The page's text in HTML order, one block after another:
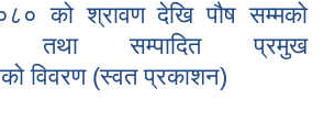
तथा सम्पादित प्रमुख क्रियाकलापहरुको
(स्वत प्रकाशन)
को श्रावण देखि पौष सम्मको
तथा सम्पादित प्रमुख
विवरण (स्वत प्रकाशन)